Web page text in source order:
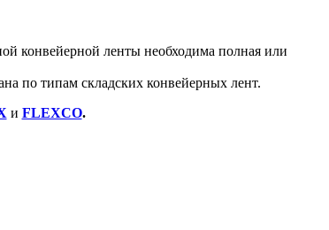
конвейерной ленты необходима полная или
по типам складских конвейерных лент.
и FLEXCO.